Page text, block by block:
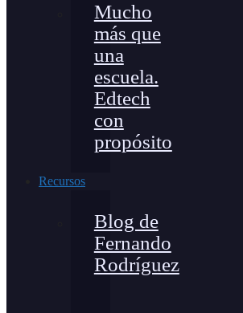
Mucho
más que
una
escuela.
Edtech
con
propósito
Recursos
Blog de
Fernando
Rodríguez